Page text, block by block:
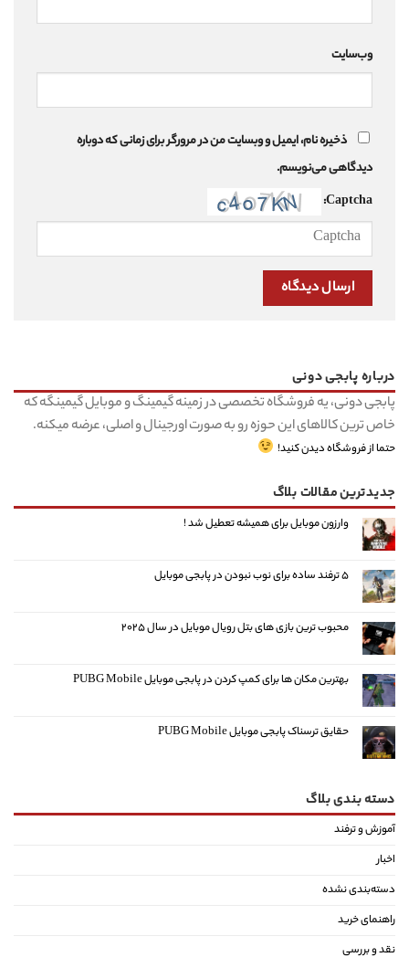
وب‌سایت
ذخیره نام، ایمیل و وبسایت من در مرورگر برای زمانی که دوباره
دیدگاهی می‌نویسم.
Captcha:
درباره پابجی دونی
پابجی دونی، یه فروشگاه تخصصی در زمینه گیمینگ و موبایل گیمینگه که
خاص ترین کالاهای این حوزه رو به صورت اورجینال و اصلی، عرضه میکنه.
حتما از فروشگاه دیدن کنید!
جدیدترین مقالات بلاگ
وارزون موبایل برای همیشه تعطیل شد !
۵ ترفند ساده برای نوب نبودن در پابجی موبایل
محبوب ترین بازی های بتل رویال موبایل در سال ۲۰۲۵
بهترین مکان ها برای کمپ کردن در پابجی موبایل PUBG Mobile
حقایق ترسناک پابجی موبایل PUBG Mobile
دسته بندی بلاگ
آموزش و ترفند
اخبار
دسته‌بندی نشده
راهنمای خرید
نقد و بررسی